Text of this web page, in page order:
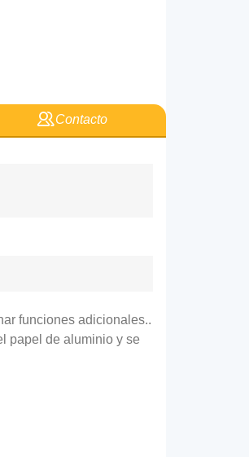
Contacto
funciones adicionales..
papel de aluminio y se